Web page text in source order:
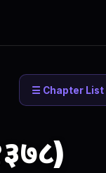
☰ Chapter List